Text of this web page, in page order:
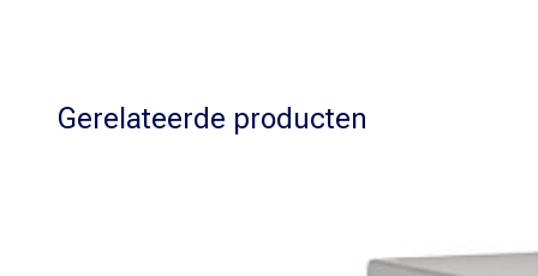
Gerelateerde producten